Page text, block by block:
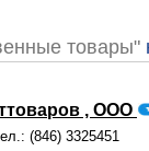
товары"
, ООО
(846) 3325451